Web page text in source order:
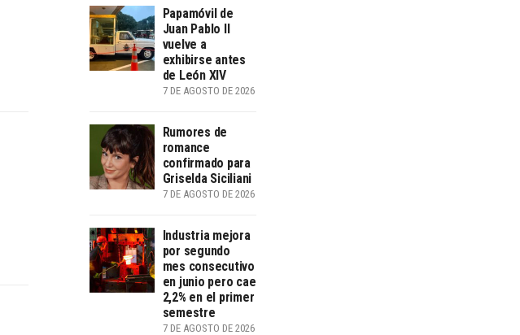
Papamóvil de
Juan Pablo II
vuelve a
exhibirse antes
de León XIV
7 DE AGOSTO DE 2026
Rumores de
romance
confirmado para
Griselda Siciliani
7 DE AGOSTO DE 2026
Industria mejora
por segundo
mes consecutivo
en junio pero cae
2,2% en el primer
semestre
7 DE AGOSTO DE 2026